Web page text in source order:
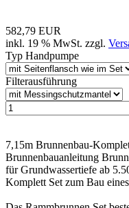
582,79 EUR
inkl. 19 % MwSt. zzgl.
Typ Handpumpe
Filterausführung
7,15m Brunnenbau-
Brunnenbauanleitung
für Grundwassertiefe ab
Komplett Set zum Bau